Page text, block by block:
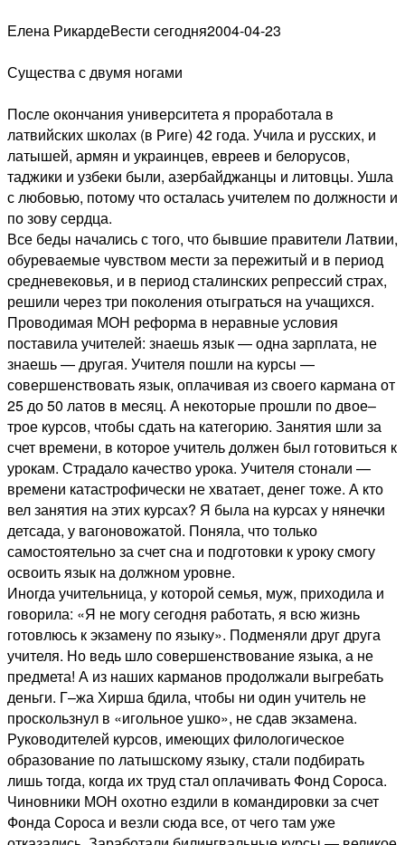
Елена РикардеВести сегодня2004-04-23
Существа с двумя ногами
После окончания университета я проработала в
латвийских школах (в Риге) 42 года. Учила и русских, и
латышей, армян и украинцев, евреев и белорусов,
таджики и узбеки были, азербайджанцы и литовцы. Ушла
с любовью, потому что осталась учителем по должности и
по зову сердца.
Все беды начались с того, что бывшие правители Латвии,
обуреваемые чувством мести за пережитый и в период
средневековья, и в период сталинских репрессий страх,
решили через три поколения отыграться на учащихся.
Проводимая МОН реформа в неравные условия
поставила учителей: знаешь язык — одна зарплата, не
знаешь — другая. Учителя пошли на курсы —
совершенствовать язык, оплачивая из своего кармана от
25 до 50 латов в месяц. А некоторые прошли по двое–
трое курсов, чтобы сдать на категорию. Занятия шли за
счет времени, в которое учитель должен был готовиться к
урокам. Страдало качество урока. Учителя стонали —
времени катастрофически не хватает, денег тоже. А кто
вел занятия на этих курсах? Я была на курсах у нянечки
детсада, у вагоновожатой. Поняла, что только
самостоятельно за счет сна и подготовки к уроку смогу
освоить язык на должном уровне.
Иногда учительница, у которой семья, муж, приходила и
говорила: «Я не могу сегодня работать, я всю жизнь
готовлюсь к экзамену по языку». Подменяли друг друга
учителя. Но ведь шло совершенствование языка, а не
предмета! А из наших карманов продолжали выгребать
деньги. Г–жа Хирша бдила, чтобы ни один учитель не
проскользнул в «игольное ушко», не сдав экзамена.
Руководителей курсов, имеющих филологическое
образование по латышскому языку, стали подбирать
лишь тогда, когда их труд стал оплачивать Фонд Сороса.
Чиновники МОН охотно ездили в командировки за счет
Фонда Сороса и везли сюда все, от чего там уже